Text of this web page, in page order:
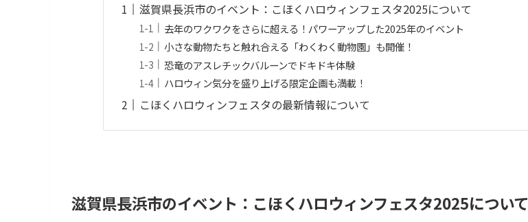
滋賀県長浜市のイベント：こほくハロウィンフェスタ2025について
去年のワクワクをさらに超える！パワーアップした2025年のイベント
小さな動物たちと触れ合える「わくわく動物園」も開催！
恐竜のアスレチックバルーンでドキドキ体験
ハロウィン気分を盛り上げる限定企画も満載！
こほくハロウィンフェスタの最新情報について
滋賀県長浜市のイベント：こほくハロウィンフェスタ2025について